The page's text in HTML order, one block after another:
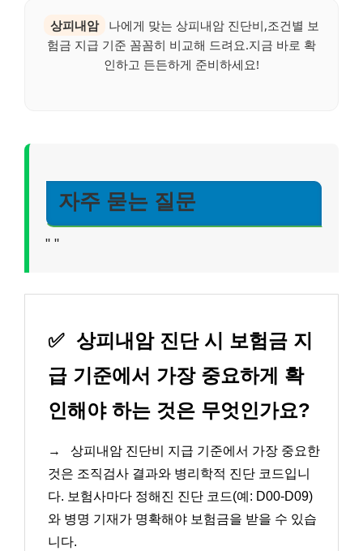
상피내암
나에게 맞는 상피내암 진단비,조건별 보
험금 지급 기준 꼼꼼히 비교해 드려요.지금 바로 확
인하고 든든하게 준비하세요!
자주 묻는 질문
" "
✅ 상피내암 진단 시 보험금 지
급 기준에서 가장 중요하게 확
인해야 하는 것은 무엇인가요?
→
상피내암 진단비 지급 기준에서 가장 중요한
것은 조직검사 결과와 병리학적 진단 코드입니
다. 보험사마다 정해진 진단 코드(예: D00-D09)
와 병명 기재가 명확해야 보험금을 받을 수 있습
니다.